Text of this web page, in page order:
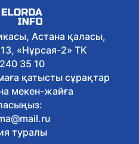
Астана қаласы,
«Нұрсая-2» ТК
35 10
қатысты сұрақтар
мекен-жайға
туралы